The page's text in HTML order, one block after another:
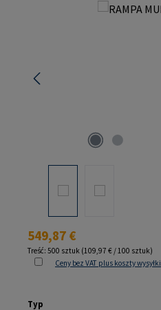
Pomiń galerię zdjęć
Cena regularna:
549,87 €
Treść: 500 sztuk (109,97 € / 100 sztuk)
Ceny bez VAT plus koszty wysyłki
Wybierz
Typ